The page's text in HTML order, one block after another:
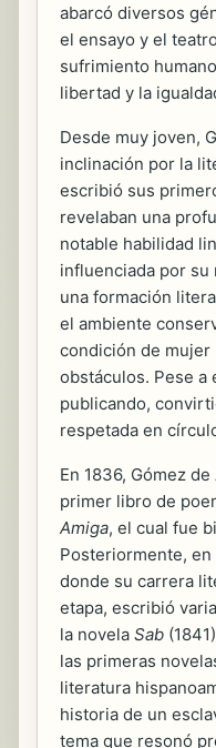
abarcó diversos
el ensayo y el
sufrimiento
libertad y la
Desde muy joven,
inclinación por la
escribió sus
revelaban una
notable habilidad
influenciada por
una formación
el ambiente
condición de mujer
obstáculos. Pese
publicando,
respetada en
En 1836, Gómez
primer libro de
Amiga, el cual fue
Posteriormente, en
donde su carrera
etapa, escribió
la novela Sab
las primeras
literatura
historia de un
tema que resonó